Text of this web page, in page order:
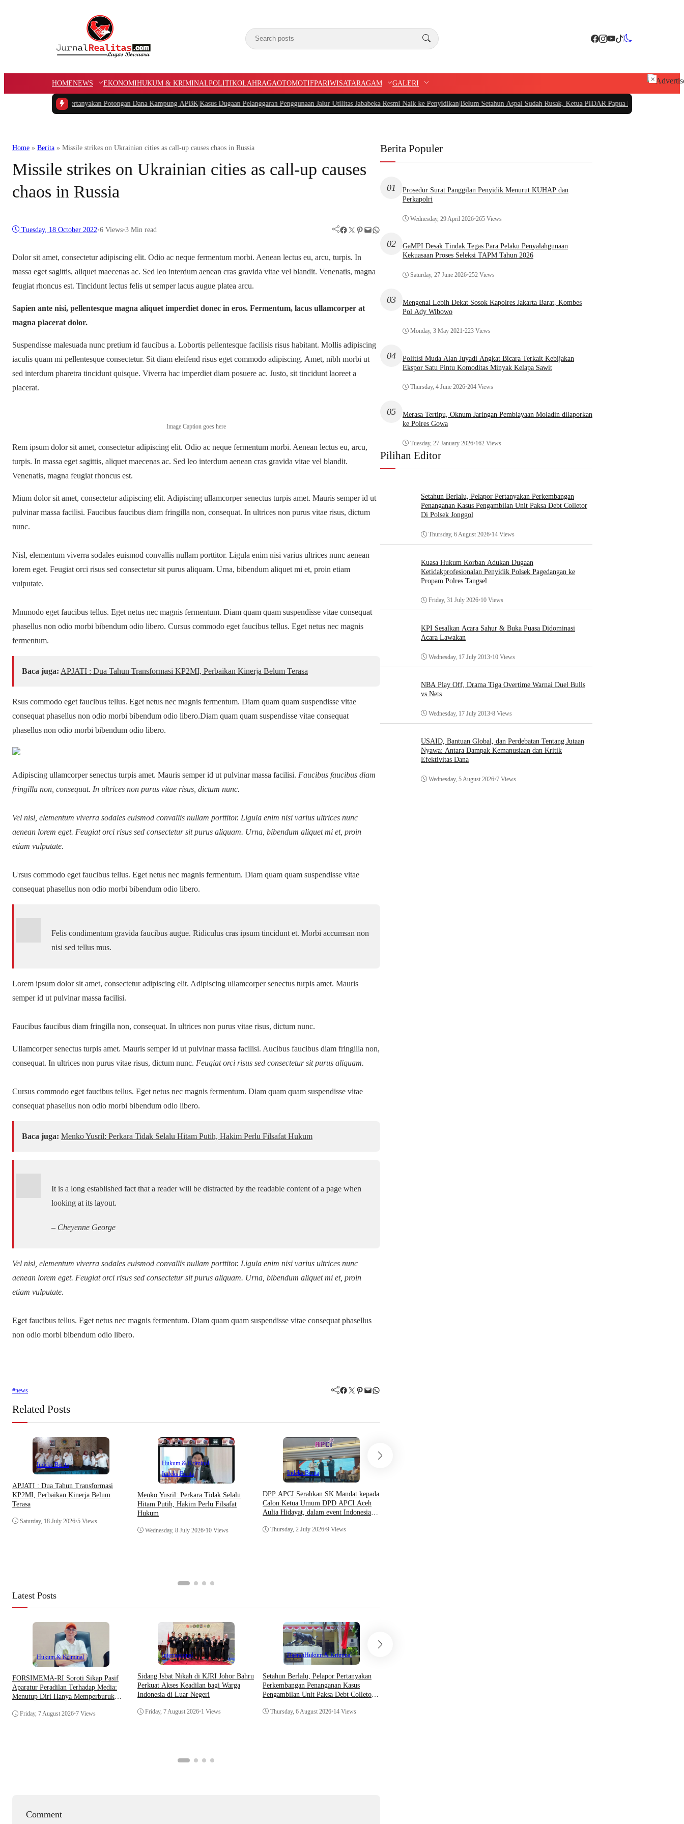
HOMENEWS EKONOMIHUKUM & KRIMINALPOLITIKOLAHRAGAOTOMOTIFPARIWISATARAGAM GALERI
Barat Pertanyakan Potongan Dana Kampung APBK|Kasus Dugaan Pelanggaran Penggunaan Jalur Utilitas Jababeka Resmi Naik ke Penyidikan |Belum Setahun Aspal Sudah Rusak, Ketua PIDAR Papua Barat Minta Kajati Papua Periksa
Home » Berita » Missile strikes on Ukrainian cities as call-up causes chaos in Russia
Missile strikes on Ukrainian cities as call-up causes
chaos in Russia
Tuesday, 18 October 2022•6 Views•3 Min read Facebook Twitter Pinterest Mail WhatsApp
Dolor sit amet, consectetur adipiscing elit. Odio ac neque fermentum morbi. Aenean lectus eu, arcu, turpis. In
massa eget sagittis, aliquet maecenas ac. Sed leo interdum aenean cras gravida vitae vel blandit. Venenatis, magna
feugiat rhoncus est. Tincidunt lectus felis ut semper lacus augue platea arcu.
Sapien ante nisi, pellentesque magna aliquet imperdiet donec in eros. Fermentum, lacus ullamcorper at
magna placerat dolor.
Suspendisse malesuada nunc pretium id faucibus a. Lobortis pellentesque facilisis risus habitant. Mollis adipiscing
iaculis quam mi pellentesque consectetur. Sit diam eleifend risus eget commodo adipiscing. Amet, nibh morbi ut
sed interdum pharetra tincidunt quisque. Viverra hac imperdiet diam posuere ac. Justo, sit tincidunt laoreet a
placerat.
Image Caption goes here
Rem ipsum dolor sit amet, consectetur adipiscing elit. Odio ac neque fermentum morbi. Aenean lectus eu, arcu,
turpis. In massa eget sagittis, aliquet maecenas ac. Sed leo interdum aenean cras gravida vitae vel blandit.
Venenatis, magna feugiat rhoncus est.
Mium dolor sit amet, consectetur adipiscing elit. Adipiscing ullamcorper senectus turpis amet. Mauris semper id ut
pulvinar massa facilisi. Faucibus faucibus diam fringilla non, consequat. In ultrices non purus vitae risus, dictum
nunc.
Nisl, elementum viverra sodales euismod convallis nullam porttitor. Ligula enim nisi varius ultrices nunc aenean
lorem eget. Feugiat orci risus sed consectetur sit purus aliquam. Urna, bibendum aliquet mi et, proin etiam
vulputate.
Mmmodo eget faucibus tellus. Eget netus nec magnis fermentum. Diam quam quam suspendisse vitae consequat
phasellus non odio morbi bibendum odio libero. Cursus commodo eget faucibus tellus. Eget netus nec magnis
fermentum.
Baca juga: APJATI : Dua Tahun Transformasi KP2MI, Perbaikan Kinerja Belum Terasa
Rsus commodo eget faucibus tellus. Eget netus nec magnis fermentum. Diam quam quam suspendisse vitae
consequat phasellus non odio morbi bibendum odio libero.Diam quam quam suspendisse vitae consequat
phasellus non odio morbi bibendum odio libero.
Adipiscing ullamcorper senectus turpis amet. Mauris semper id ut pulvinar massa facilisi. Faucibus faucibus diam
fringilla non, consequat. In ultrices non purus vitae risus, dictum nunc.
Vel nisl, elementum viverra sodales euismod convallis nullam porttitor. Ligula enim nisi varius ultrices nunc
aenean lorem eget. Feugiat orci risus sed consectetur sit purus aliquam. Urna, bibendum aliquet mi et, proin
etiam vulputate.
Ursus commodo eget faucibus tellus. Eget netus nec magnis fermentum. Diam quam quam suspendisse vitae
consequat phasellus non odio morbi bibendum odio libero.
Felis condimentum gravida faucibus augue. Ridiculus cras ipsum tincidunt et. Morbi accumsan non
nisi sed tellus mus.
Lorem ipsum dolor sit amet, consectetur adipiscing elit. Adipiscing ullamcorper senectus turpis amet. Mauris
semper id ut pulvinar massa facilisi.
Faucibus faucibus diam fringilla non, consequat. In ultrices non purus vitae risus, dictum nunc.
Ullamcorper senectus turpis amet. Mauris semper id ut pulvinar massa facilisi. Aucibus faucibus diam fringilla non,
consequat. In ultrices non purus vitae risus, dictum nunc. Feugiat orci risus sed consectetur sit purus aliquam.
Cursus commodo eget faucibus tellus. Eget netus nec magnis fermentum. Diam quam quam suspendisse vitae
consequat phasellus non odio morbi bibendum odio libero.
Baca juga: Menko Yusril: Perkara Tidak Selalu Hitam Putih, Hakim Perlu Filsafat Hukum
It is a long established fact that a reader will be distracted by the readable content of a page when
looking at its layout.
– Cheyenne George
Vel nisl, elementum viverra sodales euismod convallis nullam porttitor. Ligula enim nisi varius ultrices nunc
aenean lorem eget. Feugiat orci risus sed consectetur sit purus aliquam. Urna, bibendum aliquet mi et, proin
etiam vulputate.
Eget faucibus tellus. Eget netus nec magnis fermentum. Diam quam quam suspendisse vitae consequat phasellus
non odio morbi bibendum odio libero.
#news Facebook Twitter Pinterest Mail WhatsApp
Related Posts
Indeks Berita
APJATI : Dua Tahun Transformasi
KP2MI, Perbaikan Kinerja Belum
Terasa
Saturday, 18 July 2026•5 Views
Hukum & Kriminal
Indeks Berita
Menko Yusril: Perkara Tidak Selalu
Hitam Putih, Hakim Perlu Filsafat
Hukum
Wednesday, 8 July 2026•10 Views
Indeks Berita
DPP APCI Serahkan SK Mandat kepada
Calon Ketua Umum DPD APCI Aceh
Aulia Hidayat, dalam event Indonesia
Thursday, 2 July 2026•9 Views
Latest Posts
Hukum & Kriminal
​FORSIMEMA-RI Soroti Sikap Pasif
Aparatur Peradilan Terhadap Media:
Menutup Diri Hanya Memperburuk
Friday, 7 August 2026•7 Views
Internasional
Sidang Isbat Nikah di KJRI Johor Bahru
Perkuat Akses Keadilan bagi Warga
Indonesia di Luar Negeri
Friday, 7 August 2026•1 Views
DaerahHukum & Kriminal
Setahun Berlalu, Pelapor Pertanyakan
Perkembangan Penanganan Kasus
Pengambilan Unit Paksa Debt Colletor
Thursday, 6 August 2026•14 Views
Comment
Berita Populer
01
Prosedur Surat Panggilan Penyidik Menurut KUHAP dan
Perkapolri
Wednesday, 29 April 2026•265 Views
02
GaMPI Desak Tindak Tegas Para Pelaku Penyalahgunaan
Kekuasaan Proses Seleksi TAPM Tahun 2026
Saturday, 27 June 2026•252 Views
03
Mengenal Lebih Dekat Sosok Kapolres Jakarta Barat, Kombes
Pol Ady Wibowo
Monday, 3 May 2021•223 Views
04
Politisi Muda Alan Juyadi Angkat Bicara Terkait Kebijakan
Ekspor Satu Pintu Komoditas Minyak Kelapa Sawit
Thursday, 4 June 2026•204 Views
05
Merasa Tertipu, Oknum Jaringan Pembiayaan Moladin dilaporkan
ke Polres Gowa
Tuesday, 27 January 2026•162 Views
Pilihan Editor
Setahun Berlalu, Pelapor Pertanyakan Perkembangan
Penanganan Kasus Pengambilan Unit Paksa Debt Colletor
Di Polsek Jonggol
Thursday, 6 August 2026•14 Views
Kuasa Hukum Korban Adukan Dugaan
Ketidakprofesionalan Penyidik Polsek Pagedangan ke
Propam Polres Tangsel
Friday, 31 July 2026•10 Views
KPI Sesalkan Acara Sahur & Buka Puasa Didominasi
Acara Lawakan
Wednesday, 17 July 2013•10 Views
NBA Play Off, Drama Tiga Overtime Warnai Duel Bulls
vs Nets
Wednesday, 17 July 2013•8 Views
USAID, Bantuan Global, dan Perdebatan Tentang Jutaan
Nyawa: Antara Dampak Kemanusiaan dan Kritik
Efektivitas Dana
Wednesday, 5 August 2026•7 Views
×